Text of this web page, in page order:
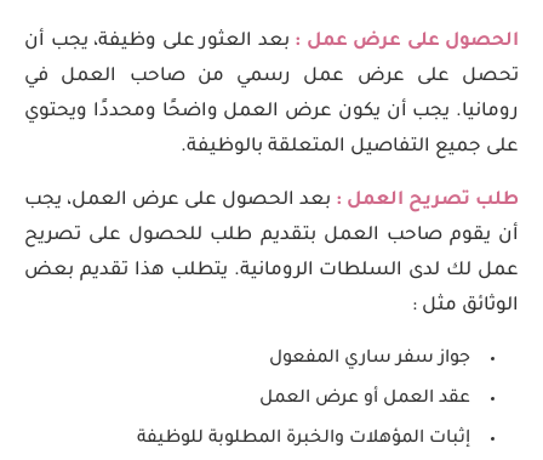
الحصول على عرض عمل : بعد العثور على وظيفة، يجب أن
تحصل على عرض عمل رسمي من صاحب العمل في
رومانيا. يجب أن يكون عرض العمل واضحًا ومحددًا ويحتوي
على جميع التفاصيل المتعلقة بالوظيفة.
طلب تصريح العمل : بعد الحصول على عرض العمل، يجب
أن يقوم صاحب العمل بتقديم طلب للحصول على تصريح
عمل لك لدى السلطات الرومانية. يتطلب هذا تقديم بعض
الوثائق مثل :
جواز سفر ساري المفعول
عقد العمل أو عرض العمل
إثبات المؤهلات والخبرة المطلوبة للوظيفة